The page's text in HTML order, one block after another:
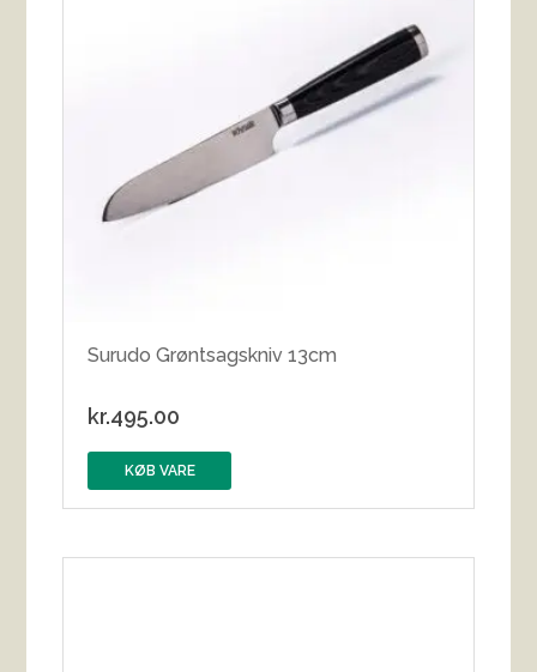
Surudo Grøntsagskniv 13cm
kr.495.00
KØB VARE